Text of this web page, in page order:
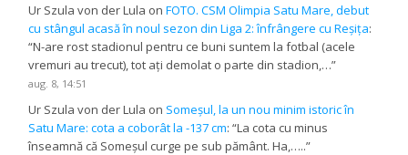
Ur Szula von der Lula onFOTO. CSM Olimpia Satu Mare, debut
cu stângul acasă în noul sezon din Liga 2: înfrângere cu Reșița:
“N-are rost stadionul pentru ce buni suntem la fotbal (acele
vremuri au trecut), tot ați demolat o parte din stadion,…”
aug. 8, 14:51
Ur Szula von der Lula on Someșul, la un nou minim istoric în
Satu Mare: cota a coborât la -137 cm: “La cota cu minus
înseamnă că Someșul curge pe sub pământ. Ha,…..”